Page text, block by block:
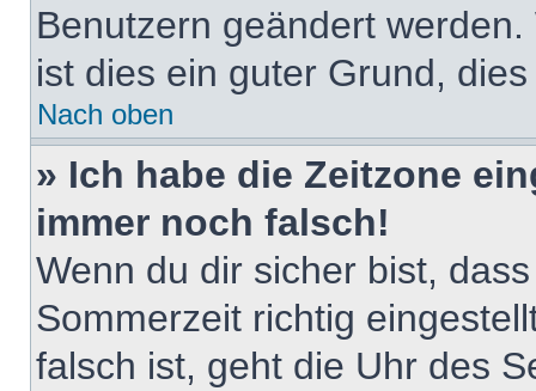
Benutzern geändert
ist dies ein guter Grund,
Nach oben
» Ich habe die Zeitzone
immer noch falsch!
Wenn du dir sicher bist,
Sommerzeit richtig
falsch ist, geht die Uhr des